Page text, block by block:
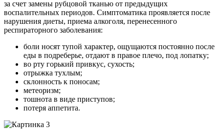
за счет замены рубцовой тканью от предыдущих
воспалительных периодов. Симптоматика проявляется после
нарушения диеты, приема алкоголя, перенесенного
респираторного заболевания:
боли носят тупой характер, ощущаются постоянно после
еды в подреберье, отдают в правое плечо, под лопатку;
во рту горький привкус, сухость;
отрыжка тухлым;
склонность к поносам;
метеоризм;
тошнота в виде приступов;
потеря аппетита.